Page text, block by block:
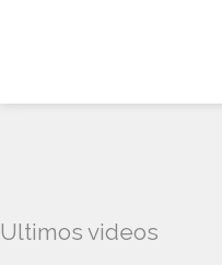
Ultimos videos